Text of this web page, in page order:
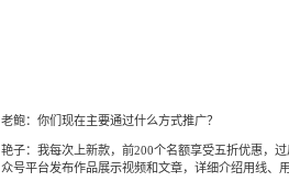
老鲍：你们现在主要通过什么方式推广？
艳子：我每次上新款，前200个名额享受五折优惠，
众号平台发布作品展示视频和文章，详细介绍用线、